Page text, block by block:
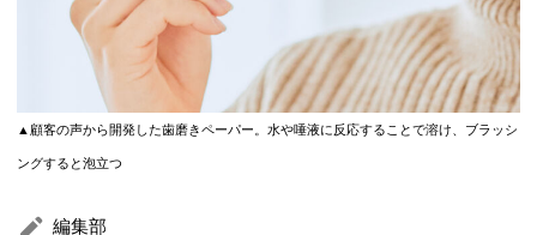
▲顧客の声から開発した歯磨きペーパー。水や唾液に反応することで溶け、ブラッシ
ングすると泡立つ
編集部